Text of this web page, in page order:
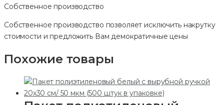
Собственное производство
Собственное производство позволяет исключить накрутку
стоимости и предложить Вам демократичные цены
Похожие товары